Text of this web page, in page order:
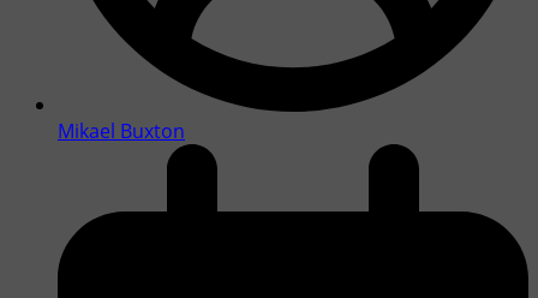
Mikael Buxton